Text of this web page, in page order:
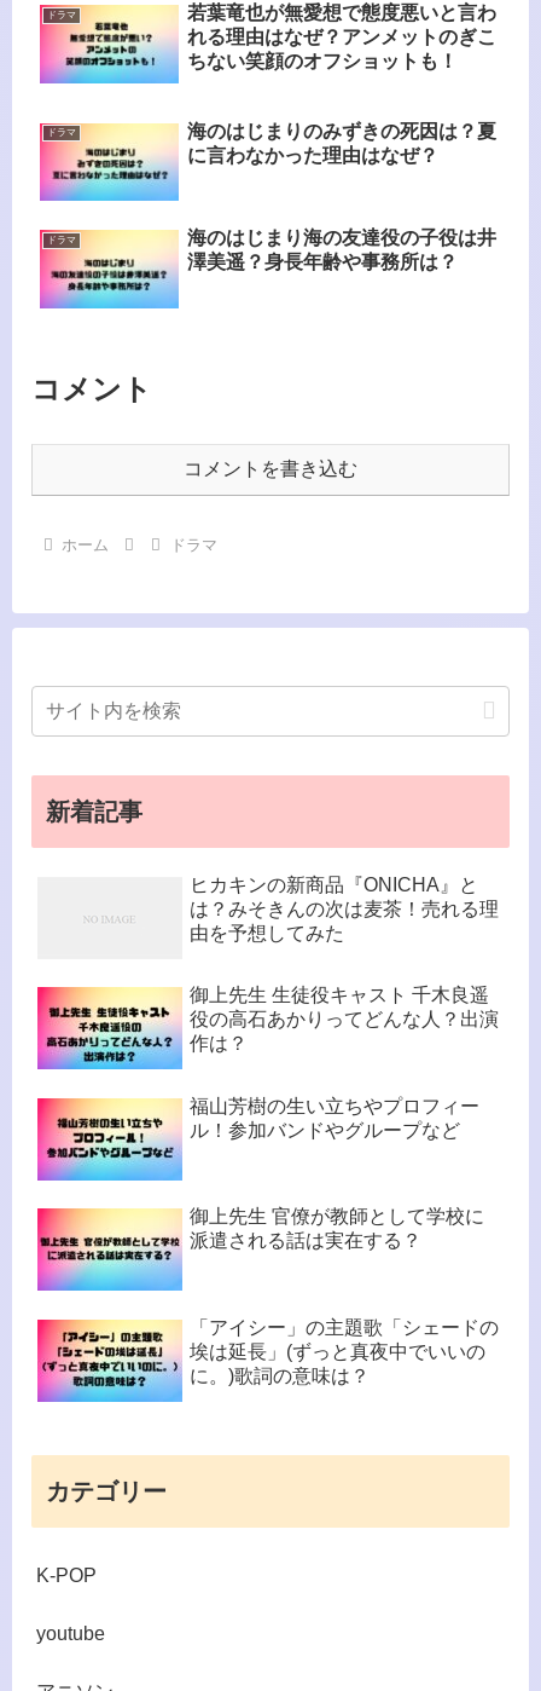
ドラマ
若葉竜也が無愛想で態度悪いと言わ
れる理由はなぜ？アンメットのぎこ
ちない笑顔のオフショットも！
ドラマ
海のはじまりのみずきの死因は？夏
に言わなかった理由はなぜ？
ドラマ
海のはじまり海の友達役の子役は井
澤美遥？身長年齢や事務所は？
コメント
コメントを書き込む
ホーム ドラマ
新着記事
ヒカキンの新商品『ONICHA』と
は？みそきんの次は麦茶！売れる理
由を予想してみた
御上先生 生徒役キャスト 千木良遥
役の高石あかりってどんな人？出演
作は？
福山芳樹の生い立ちやプロフィー
ル！参加バンドやグループなど
御上先生 官僚が教師として学校に
派遣される話は実在する？
「アイシー」の主題歌「シェードの
埃は延長」(ずっと真夜中でいいの
に。)歌詞の意味は？
カテゴリー
K-POP
youtube